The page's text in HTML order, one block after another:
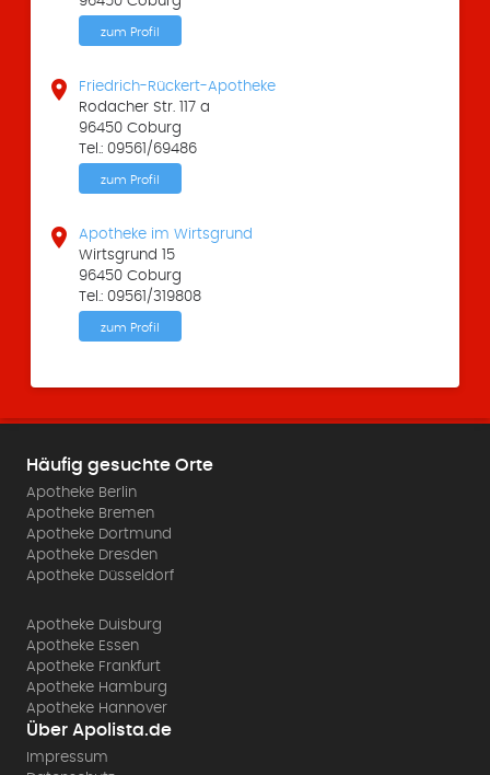
zum Profil

Friedrich-Rückert-Apotheke
Rodacher Str. 117 a
96450 Coburg
Tel.: 09561/69486
zum Profil

Apotheke im Wirtsgrund
Wirtsgrund 15
96450 Coburg
Tel.: 09561/319808
zum Profil
Häufig gesuchte Orte
Apotheke Berlin
Apotheke Bremen
Apotheke Dortmund
Apotheke Dresden
Apotheke Düsseldorf
Apotheke Duisburg
Apotheke Essen
Apotheke Frankfurt
Apotheke Hamburg
Apotheke Hannover
Über Apolista.de
Impressum